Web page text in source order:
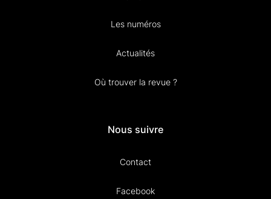
Les numéros
Actualités
Où trouver la revue ?
Nous suivre
Contact
Facebook